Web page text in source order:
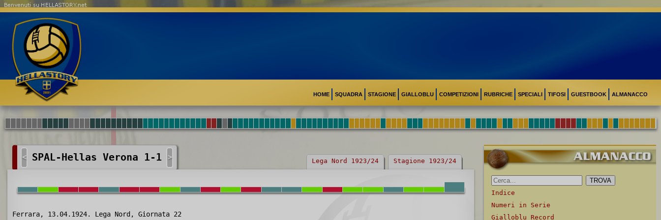
HOME SQUADRA STAGIONE GIALLOBLU COMPETIZIONI RUBRICHE SPECIALI TIFOSI GUESTBOOK ALMANACCO
Benvenuti su HELLASTORY.net
< SPAL-Hellas Verona 1-1 > Lega Nord 1923/24 Stagione 1923/24
Ferrara, 13.04.1924. Lega Nord, Giornata 22
Indice
Numeri in Serie
Gialloblu Record